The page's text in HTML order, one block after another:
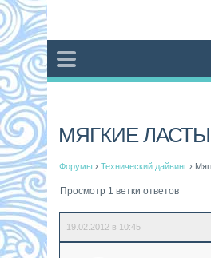
МЯГКИЕ ЛАСТЫ
Форумы › Технический дайвинг ›
Просмотр 1 ветки ответов
19.02.2012 в 10:45